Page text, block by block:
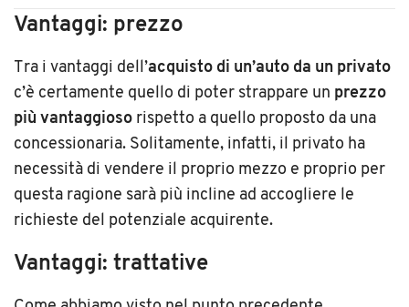
Vantaggi: prezzo
Tra i vantaggi dell’acquisto di un’auto da un privato
c’è certamente quello di poter strappare un prezzo
più vantaggioso rispetto a quello proposto da una
concessionaria. Solitamente, infatti, il privato ha
necessità di vendere il proprio mezzo e proprio per
questa ragione sarà più incline ad accogliere le
richieste del potenziale acquirente.
Vantaggi: trattative